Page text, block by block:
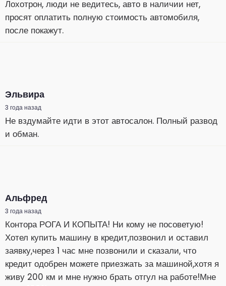
Лохотрон, люди не ведитесь, авто в наличии нет,
просят оплатить полную стоимость автомобиля,
после покажут.
Эльвира
3 года назад
Не вздумайте идти в этот автосалон. Полный развод
и обман.
Альфред
3 года назад
Контора РОГА И КОПЫТА! Ни кому не посоветую!
Хотел купить машину в кредит,позвонил и оставил
заявку,через 1 час мне позвонили и сказали, что
кредит одобрен можете приезжать за машиной,хотя я
живу 200 км и мне нужно брать отгул на работе!Мне